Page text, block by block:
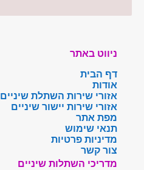
ניווט באתר
דף הבית
אודות
אזורי שירות השתלת שיניים
אזורי שירות יישור שיניים
מפת אתר
תנאי שימוש
מדיניות פרטיות
צור קשר
מדריכי השתלות שיניים